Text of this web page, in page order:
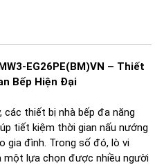
EG26PE(BM)VN – Thiết
Bếp Hiện Đại
các thiết bị nhà bếp đa năng
tiết kiệm thời gian nấu nướng
gia đình. Trong số đó, lò vi
một lựa chọn được nhiều người